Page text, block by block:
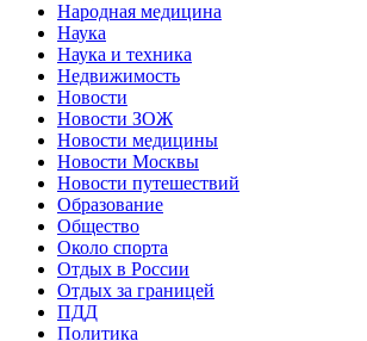
Народная медицина
Наука
Наука и техника
Недвижимость
Новости
Новости ЗОЖ
Новости медицины
Новости Москвы
Новости путешествий
Образование
Общество
Около спорта
Отдых в России
Отдых за границей
ПДД
Политика